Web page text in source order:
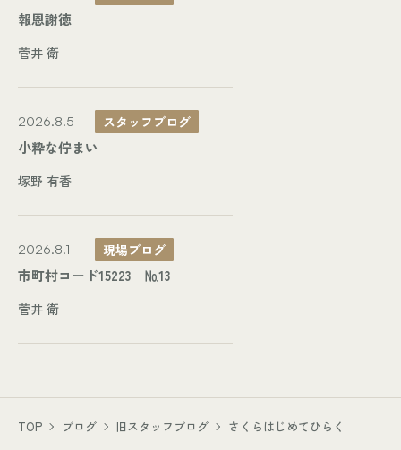
報恩謝徳
菅井 衛
2026.8.5 スタッフブログ
小粋な佇まい
塚野 有香
2026.8.1 現場ブログ
市町村コード15223 №13
菅井 衛
TOP ブログ 旧スタッフブログ さくらはじめてひらく